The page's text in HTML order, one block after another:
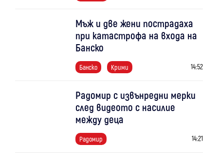
Мъж и две жени пострадаха
при катастрофа на входа на
Банско
Банско Крими 14:52
Радомир с извънредни мерки
след видеото с насилие
между деца
Радомир 14:21